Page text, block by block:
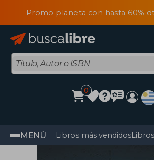
Promo planeta con hasta 60%
0
MENÚ Libros más vendidos